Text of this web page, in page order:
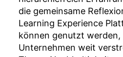
die gemeinsame
Learning Experience
können genutzt
Unternehmen weit